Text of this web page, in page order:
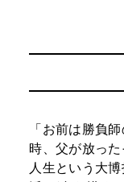
「お前は勝負
時、父が放った
人生という大